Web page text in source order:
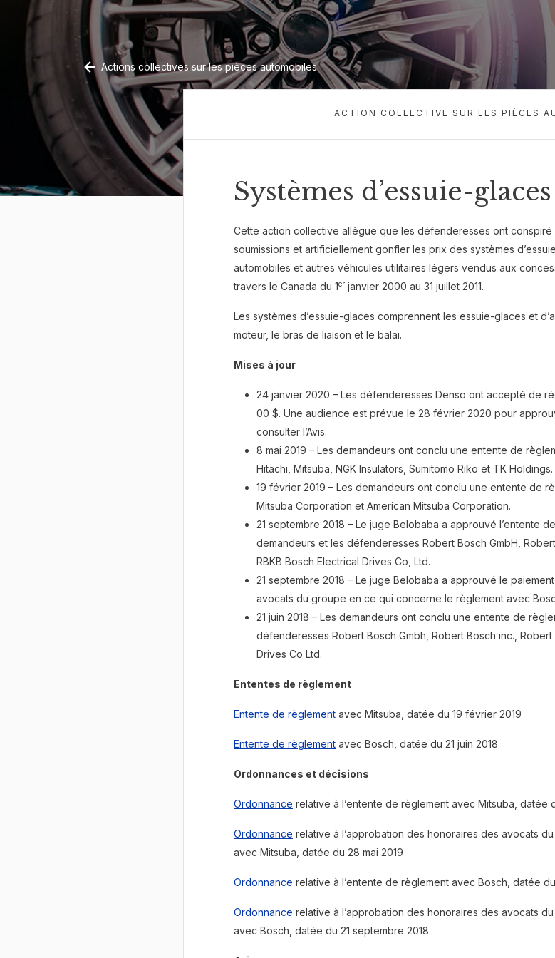
Actions collectives sur les pièces automobiles
ACTION COLLECTIVE SUR LES PIÈCES
Systèmes d’essuie-glaces
Cette action collective allègue que les défenderesses ont conspiré
soumissions et artificiellement gonfler les prix des systèmes
automobiles et autres véhicules utilitaires légers vendus aux
travers le Canada du 1er janvier 2000 au 31 juillet 2011.
Les systèmes d’essuie-glaces comprennent les essuie-glaces et
moteur, le bras de liaison et le balai.
Mises à jour
24 janvier 2020 – Les défenderesses Denso ont accepté de
00 $. Une audience est prévue le 28 février 2020 pour
consulter l’Avis.
8 mai 2019 – Les demandeurs ont conclu une entente de
Hitachi, Mitsuba, NGK Insulators, Sumitomo Riko et TK Holdings.
19 février 2019 – Les demandeurs ont conclu une entente de
Mitsuba Corporation et American Mitsuba Corporation.
21 septembre 2018 – Le juge Belobaba a approuvé l’entente
demandeurs et les défenderesses Robert Bosch GmbH,
RBKB Bosch Electrical Drives Co, Ltd.
21 septembre 2018 – Le juge Belobaba a approuvé le
avocats du groupe en ce qui concerne le règlement avec
21 juin 2018 – Les demandeurs ont conclu une entente de
défenderesses Robert Bosch Gmbh, Robert Bosch inc., Robert
Drives Co Ltd.
Ententes de règlement
Entente de règlement avec Mitsuba, datée du 19 février 2019
Entente de règlement avec Bosch, datée du 21 juin 2018
Ordonnances et décisions
Ordonnance relative à l’entente de règlement avec Mitsuba, datée
Ordonnance relative à l’approbation des honoraires des avocats
avec Mitsuba, datée du 28 mai 2019
Ordonnance relative à l’entente de règlement avec Bosch, datée
Ordonnance relative à l’approbation des honoraires des avocats
avec Bosch, datée du 21 septembre 2018